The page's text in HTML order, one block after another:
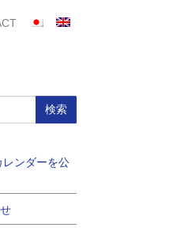
ンダーを公